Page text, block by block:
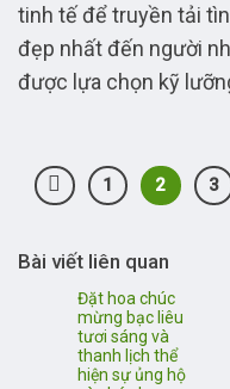
tinh tế để truyền tải
đẹp nhất đến người
được lựa chọn kỹ
1 2 3
Bài viết liên quan
Đặt hoa chúc
mừng bạc liêu
tươi sáng và
thanh lịch thể
hiện sự ủng hộ